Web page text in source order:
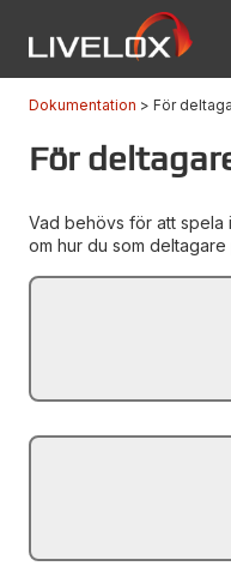
Dokumentation För
För
Vad behövs för att spela
om hur du som